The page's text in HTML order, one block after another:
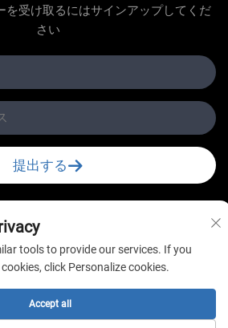
を受け取るにはサインアップしてくだ
さい
提出する
冷凍有限公司 All Rights Reserved
tools to provide our services. If you
click Personalize cookies.
Accept all